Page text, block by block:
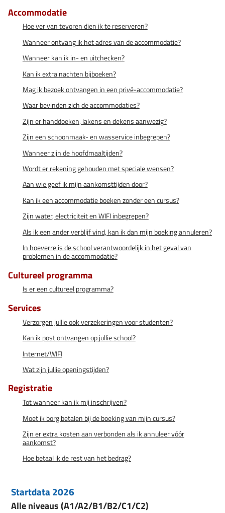
Accommodatie
Hoe ver van tevoren dien ik te reserveren?
Wanneer ontvang ik het adres van de accommodatie?
Wanneer kan ik in- en uitchecken?
Kan ik extra nachten bijboeken?
Mag ik bezoek ontvangen in een privé-accommodatie?
Waar bevinden zich de accommodaties?
Zijn er handdoeken, lakens en dekens aanwezig?
Zijn een schoonmaak- en wasservice inbegrepen?
Wanneer zijn de hoofdmaaltijden?
Wordt er rekening gehouden met speciale wensen?
Aan wie geef ik mijn aankomsttijden door?
Kan ik een accommodatie boeken zonder een cursus?
Zijn water, electriciteit en WIFI inbegrepen?
Als ik een ander verblijf vind, kan ik dan mijn boeking annuleren?
In hoeverre is de school verantwoordelijk in het geval van
problemen in de accommodatie?
Cultureel programma
Is er een cultureel programma?
Services
Verzorgen jullie ook verzekeringen voor studenten?
Kan ik post ontvangen op jullie school?
Internet/WIFI
Wat zijn jullie openingstijden?
Registratie
Tot wanneer kan ik mij inschrijven?
Moet ik borg betalen bij de boeking van mijn cursus?
Zijn er extra kosten aan verbonden als ik annuleer vóór
aankomst?
Hoe betaal ik de rest van het bedrag?
Startdata 2026
Alle niveaus (A1/A2/B1/B2/C1/C2)